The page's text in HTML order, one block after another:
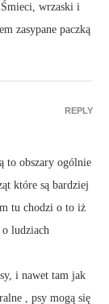
wrzaski i
zasypane paczką
to obszary ogólnie
które są bardziej
tu chodzi o to iż
ludziach
i nawet tam jak
, psy mogą się
REPLY